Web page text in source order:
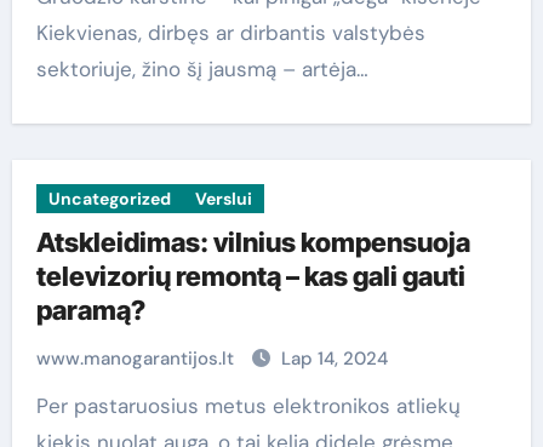
Kiekvienas, dirbęs ar dirbantis valstybės
sektoriuje, žino šį jausmą – artėja…
Uncategorized Verslui
Atskleidimas: vilnius kompensuoja
televizorių remontą – kas gali gauti
paramą?
www.manogarantijos.lt Lap 14, 2024
Per pastaruosius metus elektronikos atliekų